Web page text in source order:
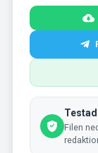
Filen